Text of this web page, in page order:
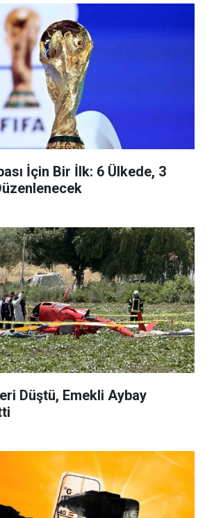
İçin Bir İlk: 6 Ülkede, 3
Düştü, Emekli Aybay